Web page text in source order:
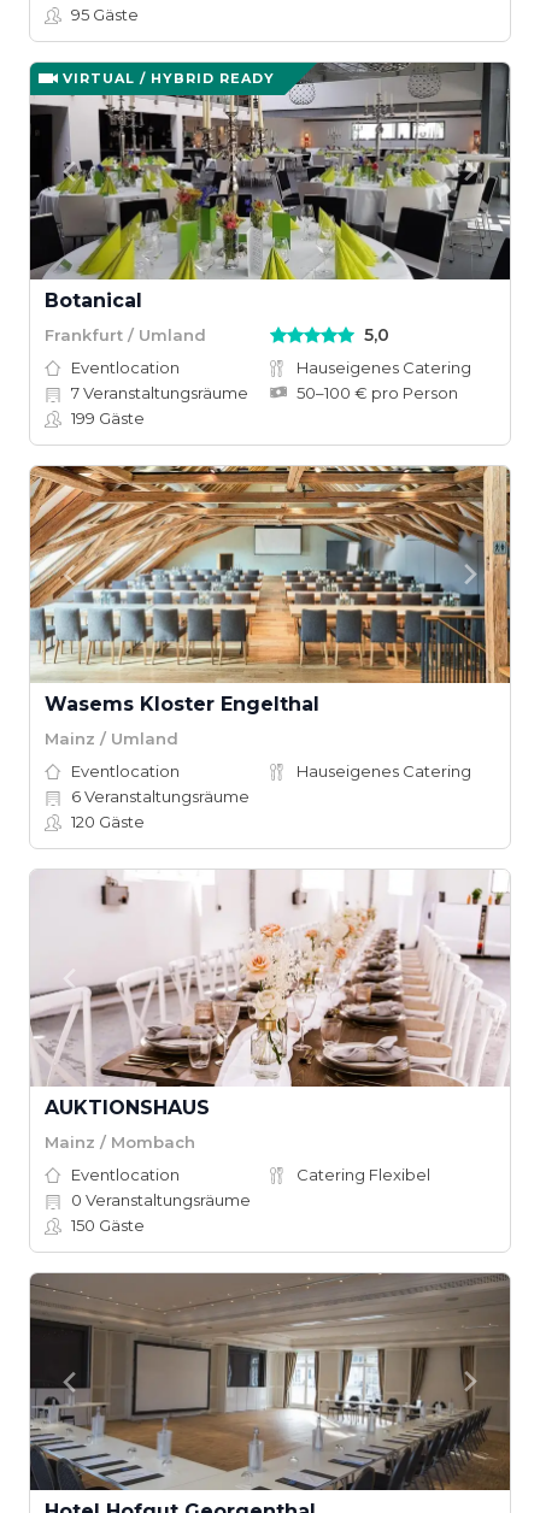
95 Gäste
VIRTUAL / HYBRID READY
Botanical
Frankfurt / Umland 5,0
Eventlocation
Hauseigenes Catering
7Veranstaltungsräume
50–100 € pro Person
199 Gäste
Wasems Kloster Engelthal
Mainz / Umland
Eventlocation
Hauseigenes Catering
6Veranstaltungsräume
120 Gäste
AUKTIONSHAUS
Mainz / Mombach
Eventlocation
Catering Flexibel
0 Veranstaltungsräume
150 Gäste